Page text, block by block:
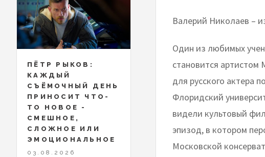
Валерий Николаев –
Один из любимых
становится артистом
для русского актера
Флоридский
видели культовый
эпизод, в котором
Московской
ПЁТР РЫКОВ:
КАЖДЫЙ
СЪЁМОЧНЫЙ ДЕНЬ
ПРИНОСИТ ЧТО-
ТО НОВОЕ -
СМЕШНОЕ,
СЛОЖНОЕ ИЛИ
ЭМОЦИОНАЛЬНОЕ
03.08.2026